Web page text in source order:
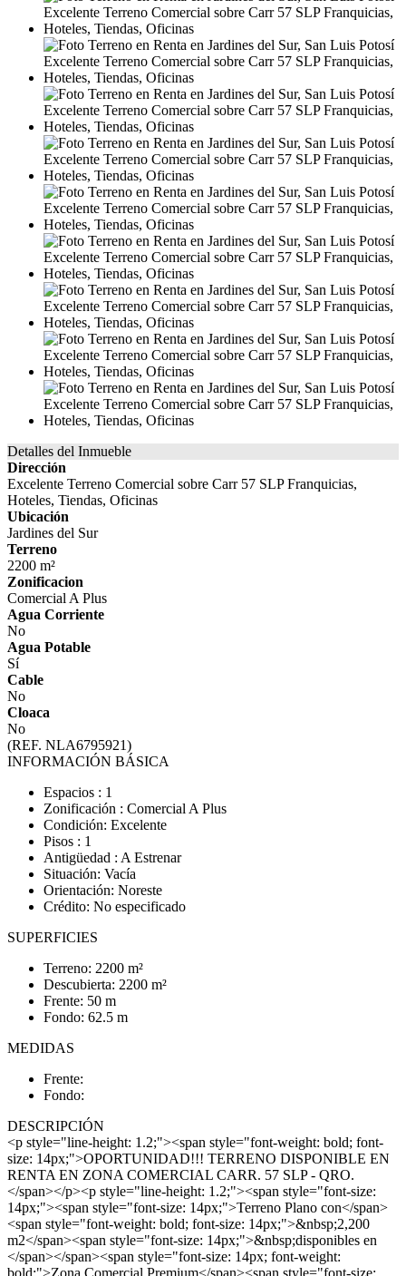
Detalles del Inmueble
Dirección
Excelente Terreno Comercial sobre Carr 57 SLP Franquicias,
Hoteles, Tiendas, Oficinas
Ubicación
Jardines del Sur
Terreno
2200 m²
Zonificacion
Comercial A Plus
Agua Corriente
No
Agua Potable
Sí
Cable
No
Cloaca
No
(REF. NLA6795921)
INFORMACIÓN BÁSICA
Espacios : 1
Zonificación : Comercial A Plus
Condición: Excelente
Pisos : 1
Antigüedad : A Estrenar
Situación: Vacía
Orientación: Noreste
Crédito: No especificado
SUPERFICIES
Terreno: 2200 m²
Descubierta: 2200 m²
Frente: 50 m
Fondo: 62.5 m
MEDIDAS
Frente:
Fondo:
DESCRIPCIÓN
<p style="line-height: 1.2;"><span style="font-weight: bold; font-
size: 14px;">OPORTUNIDAD!!! TERRENO DISPONIBLE EN
RENTA EN ZONA COMERCIAL CARR. 57 SLP - QRO.
</span></p><p style="line-height: 1.2;"><span style="font-size:
14px;"><span style="font-size: 14px;">Terreno Plano con</span>
<span style="font-weight: bold; font-size: 14px;">&nbsp;2,200
m2</span><span style="font-size: 14px;">&nbsp;disponibles en
</span></span><span style="font-size: 14px; font-weight: